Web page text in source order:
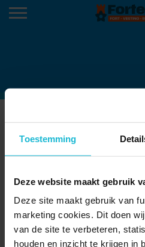
Toestemming
Deze website maakt gebruik
Deze site maakt gebruik van
marketing cookies. Dit doen
van de site te verbeteren,
houden en inzicht te krijgen in